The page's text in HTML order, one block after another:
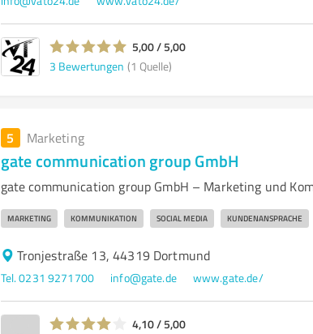
5,00 / 5,00
3 Bewertungen (1 Quelle)
5 Marketing
gate communication group GmbH
gate communication group GmbH – Marketing und
MARKETING KOMMUNIKATION SOCIAL MEDIA KUNDENANSPRACHE
Tronjestraße 13, 44319 Dortmund
Tel. 0231 9271700 info@gate.de www.gate.de/
4,10 / 5,00